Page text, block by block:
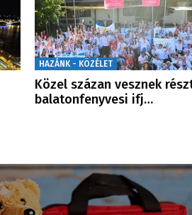
HAZÁNK - KÖZÉLET
Közel százan vesznek
balatonfenyvesi ifj…